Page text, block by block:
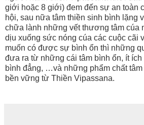
giới hoặc 8 giới) đem đến sự an toàn
hội, sau nữa tâm thiền sinh bình lặng
chữa lành những vết thương tâm cúa
dịu xuống sức nóng cúa các cuộc cãi
muốn có được sự bình ổn thì những
đưa ra từ những cái tâm bình ổn, ít
bình đẳng, …và những phẩm chất
bền vững từ Thiền Vipassana.